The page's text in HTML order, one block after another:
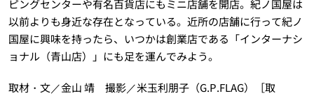
ピングセンターや有名百貨店にもミニ店舗を開店。紀ノ国屋は
以前よりも身近な存在となっている。近所の店舗に行って紀ノ
国屋に興味を持ったら、いつかは創業店である「インターナシ
ョナル（青山店）」にも足を運んでみよう。
取材・文／金山 靖 撮影／米玉利朋子（G.P.FLAG）［取